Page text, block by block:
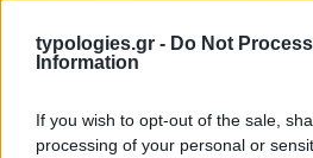
typologies.gr - Do Not
Information
If you wish to opt-out of the sale,
processing of your personal or